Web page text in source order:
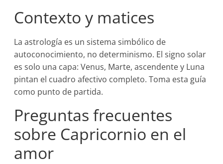
Contexto y matices
La astrología es un sistema simbólico de
autoconocimiento, no determinismo. El signo solar
es solo una capa: Venus, Marte, ascendente y Luna
pintan el cuadro afectivo completo. Toma esta guía
como punto de partida.
Preguntas frecuentes
sobre Capricornio en el
amor